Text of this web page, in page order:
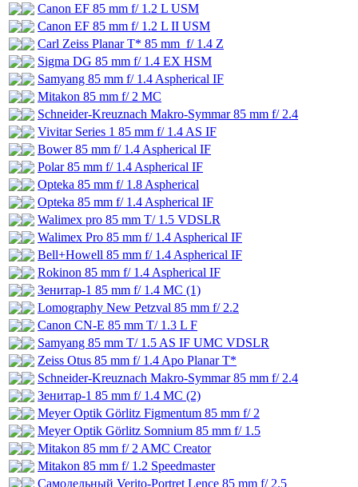
Canon EF 85 mm f/ 1.2 L USM
Canon EF 85 mm f/ 1.2 L II USM
Carl Zeiss Planar T* 85 mm f/ 1.4 Z
Sigma DG 85 mm f/ 1.4 EX HSM
Samyang 85 mm f/ 1.4 Aspherical IF
Mitakon 85 mm f/ 2 MC
Schneider-Kreuznach Makro-Symmar 85 mm f/ 2.4
Vivitar Series 1 85 mm f/ 1.4 AS IF
Bower 85 mm f/ 1.4 Aspherical IF
Polar 85 mm f/ 1.4 Aspherical IF
Opteka 85 mm f/ 1.8 Aspherical
Opteka 85 mm f/ 1.4 Aspherical IF
Walimex pro 85 mm T/ 1.5 VDSLR
Walimex Pro 85 mm f/ 1.4 Aspherical IF
Bell+Howell 85 mm f/ 1.4 Aspherical IF
Rokinon 85 mm f/ 1.4 Aspherical IF
Зенитар-1 85 mm f/ 1.4 MC (1)
Lomography New Petzval 85 mm f/ 2.2
Canon CN-E 85 mm T/ 1.3 L F
Samyang 85 mm T/ 1.5 AS IF UMC VDSLR
Zeiss Otus 85 mm f/ 1.4 Apo Planar T*
Schneider-Kreuznach Makro-Symmar 85 mm f/ 2.4
Зенитар-1 85 mm f/ 1.4 МС (2)
Meyer Optik Görlitz Figmentum 85 mm f/ 2
Meyer Optik Görlitz Somnium 85 mm f/ 1.5
Mitakon 85 mm f/ 2 AMC Creator
Mitakon 85 mm f/ 1.2 Speedmaster
Самодельный Verito-Portret Lencе 85 mm f/ 2.5